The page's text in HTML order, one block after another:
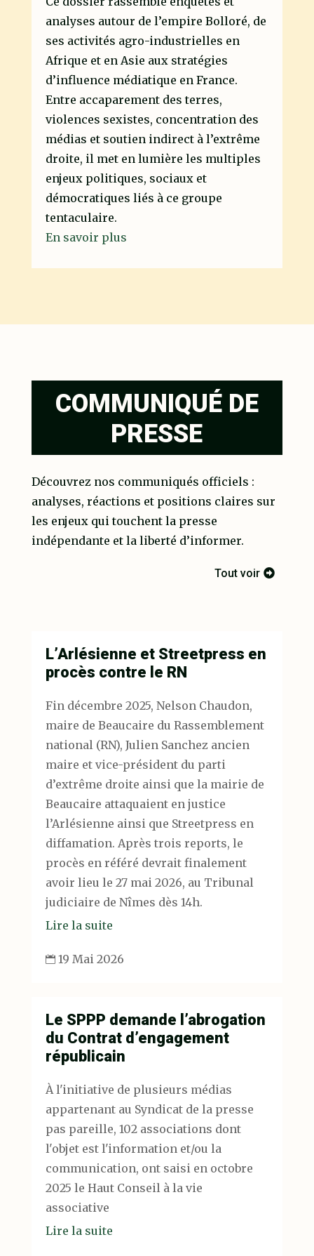
analyses autour de l’empire Bolloré, de
ses activités agro-industrielles en
Afrique et en Asie aux stratégies
d’influence médiatique en France.
Entre accaparement des terres,
violences sexistes, concentration des
médias et soutien indirect à l’extrême
droite, il met en lumière les multiples
enjeux politiques, sociaux et
démocratiques liés à ce groupe
tentaculaire.
En savoir plus
COMMUNIQUÉ DE
PRESSE
Découvrez nos communiqués officiels :
analyses, réactions et positions claires sur
les enjeux qui touchent la presse
indépendante et la liberté d’informer.
Tout voir
L’Arlésienne et Streetpress en
procès contre le RN
Fin décembre 2025, Nelson Chaudon,
maire de Beaucaire du Rassemblement
national (RN), Julien Sanchez ancien
maire et vice-président du parti
d’extrême droite ainsi que la mairie de
Beaucaire attaquaient en justice
l’Arlésienne ainsi que Streetpress en
diffamation. Après trois reports, le
procès en référé devrait finalement
avoir lieu le 27 mai 2026, au Tribunal
judiciaire de Nîmes dès 14h.
Lire la suite
 19 Mai 2026
Le SPPP demande l’abrogation
du Contrat d’engagement
républicain
À l'initiative de plusieurs médias
appartenant au Syndicat de la presse
pas pareille, 102 associations dont
l'objet est l'information et/ou la
communication, ont saisi en octobre
2025 le Haut Conseil à la vie
associative
Lire la suite